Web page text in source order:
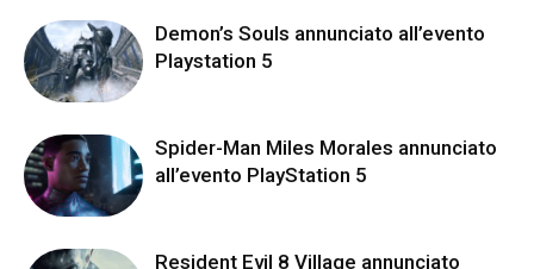
Demon’s Souls annunciato all’evento
Playstation 5
Spider-Man Miles Morales annunciato
all’evento PlayStation 5
Resident Evil 8 Village annunciato